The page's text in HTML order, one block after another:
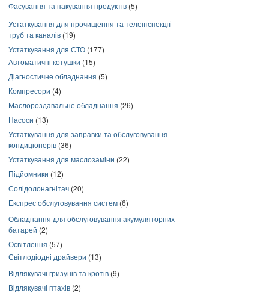
Фасування та пакування продуктів (5)
Устаткування для прочищення та телеінспекції
труб та каналів (19)
Устаткування для СТО (177)
Автоматичні котушки (15)
Діагностичне обладнання (5)
Компресори (4)
Маслороздавальне обладнання (26)
Насоси (13)
Устаткування для заправки та обслуговування
кондиціонерів (36)
Устаткування для маслозаміни (22)
Підйомники (12)
Солідолонагнітач (20)
Експрес обслуговування систем (6)
Обладнання для обслуговування акумуляторних
батарей (2)
Освітлення (57)
Світлодіодні драйвери (13)
Відлякувачі гризунів та кротів (9)
Відлякувачі птахів (2)